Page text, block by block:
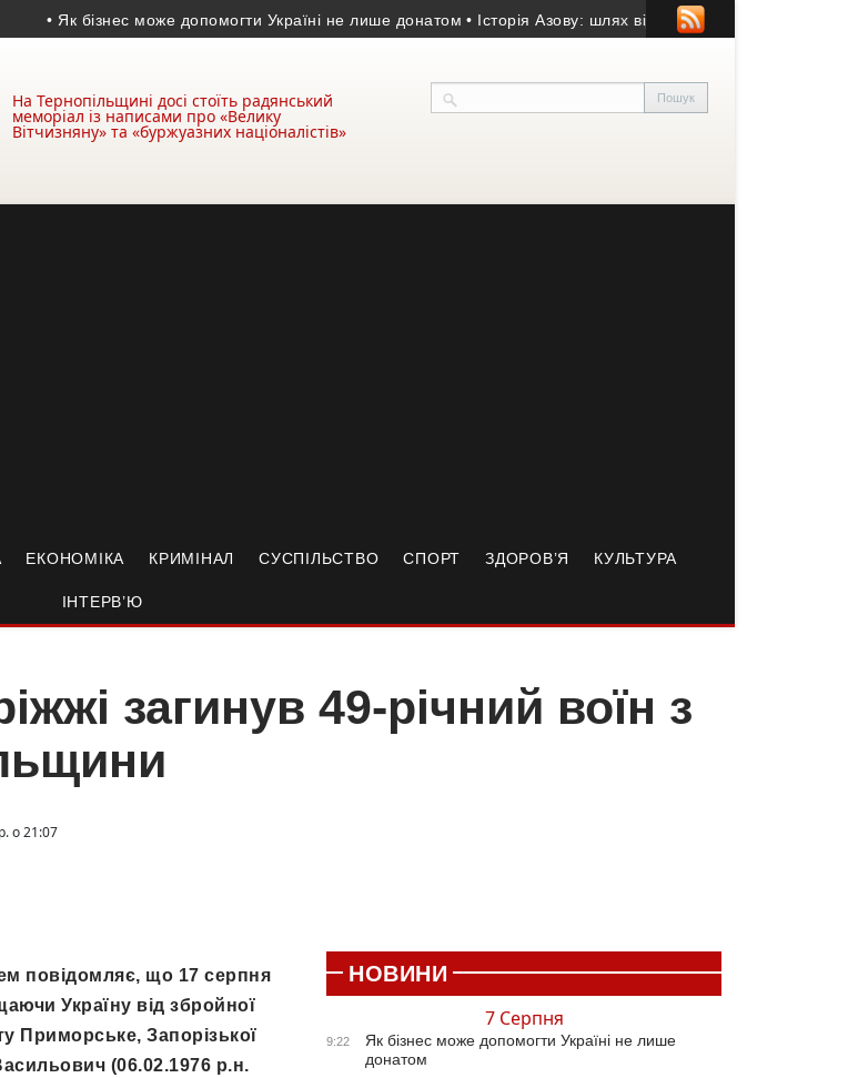
• Як бізнес може допомогти Україні не лише донатом • Історія Азову: шлях від добровольчого батальйону до
На Тернопільщині досі стоїть радянський
меморіал із написами про «Велику
Вітчизняну» та «буржуазних націоналістів»
ЕКОНОМІКА КРИМІНАЛ СУСПІЛЬСТВО СПОРТ ЗДОРОВ’Я КУЛЬТУРА
ІНТЕРВ’Ю
загинув 49-річний воїн з
о 21:07
повідомляє, що 17 серпня
Україну від збройної
Приморське, Запорізької
(06.02.1976 р.н.
НОВИНИ
7 Серпня
9:22
Як бізнес може допомогти Україні не лише
донатом